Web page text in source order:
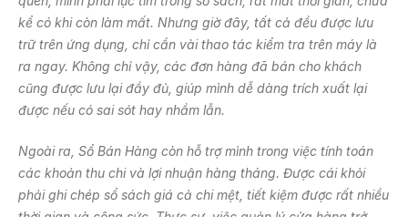
kể có khi còn làm mất. Nhưng giờ đây, tất cả đều được lưu
trữ trên ứng dụng, chỉ cần vài thao tác kiểm tra trên máy là
ra ngay. Không chỉ vậy, các đơn hàng đã bán cho khách
cũng được lưu lại đầy đủ, giúp mình dễ dàng trích xuất lại
được nếu có sai sót hay nhầm lẫn.
Ngoài ra, Sổ Bán Hàng còn hỗ trợ mình trong việc tính toán
các khoản thu chi và lợi nhuận hàng tháng. Được cái khỏi
phải ghi chép sổ sách giá cả chi mệt, tiết kiệm được rất nhiều